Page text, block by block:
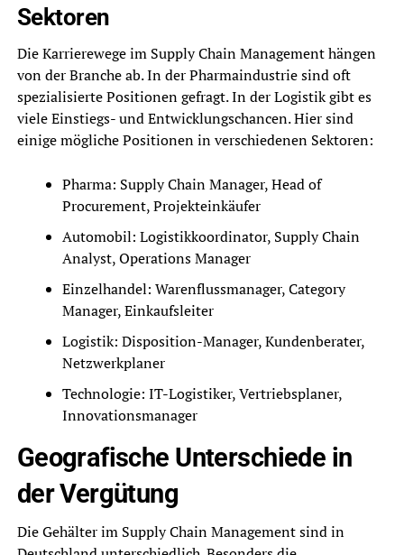
Sektoren
Die Karrierewege im Supply Chain Management hängen
von der Branche ab. In der Pharmaindustrie sind oft
spezialisierte Positionen gefragt. In der Logistik gibt es
viele Einstiegs- und Entwicklungschancen. Hier sind
einige mögliche Positionen in verschiedenen Sektoren:
Pharma: Supply Chain Manager, Head of
Procurement, Projekteinkäufer
Automobil: Logistikkoordinator, Supply Chain
Analyst, Operations Manager
Einzelhandel: Warenflussmanager, Category
Manager, Einkaufsleiter
Logistik: Disposition-Manager, Kundenberater,
Netzwerkplaner
Technologie: IT-Logistiker, Vertriebsplaner,
Innovationsmanager
Geografische Unterschiede in
der Vergütung
Die Gehälter im Supply Chain Management sind in